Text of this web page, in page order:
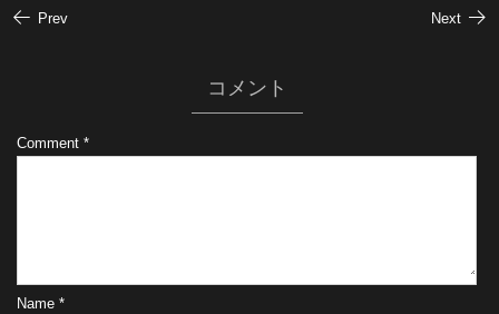
Prev Next
コメント
Comment *
Name *